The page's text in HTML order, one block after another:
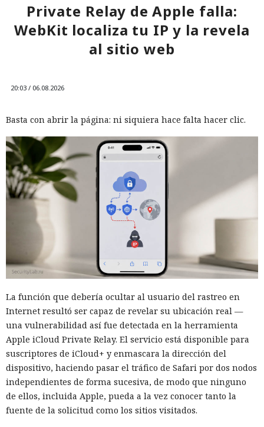
Private Relay de Apple falla:
WebKit localiza tu IP y la revela
al sitio web
20:03 / 06.08.2026
Basta con abrir la página: ni siquiera hace falta hacer clic.
La función que debería ocultar al usuario del rastreo en
Internet resultó ser capaz de revelar su ubicación real —
una vulnerabilidad así fue detectada en la herramienta
Apple iCloud Private Relay. El servicio está disponible para
suscriptores de iCloud+ y enmascara la dirección del
dispositivo, haciendo pasar el tráfico de Safari por dos nodos
independientes de forma sucesiva, de modo que ninguno
de ellos, incluida Apple, pueda a la vez conocer tanto la
fuente de la solicitud como los sitios visitados.